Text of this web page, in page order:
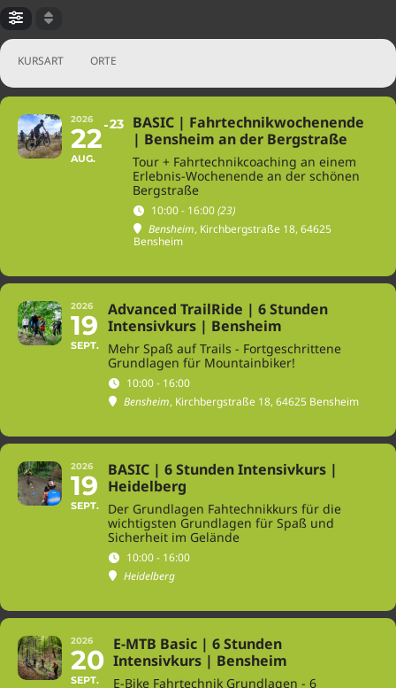
KURSART ORTE
2026
22
AUG.
23
BASIC | Fahrtechnikwochenende
| Bensheim an der Bergstraße
Tour + Fahrtechnikcoaching an einem
Erlebnis-Wochenende an der schönen
Bergstraße
10:00 - 16:00(23)
Bensheim, Kirchbergstraße 18, 64625
Bensheim
2026
19
SEPT.
Advanced TrailRide | 6 Stunden
Intensivkurs | Bensheim
Mehr Spaß auf Trails - Fortgeschrittene
Grundlagen für Mountainbiker!
10:00 - 16:00
Bensheim, Kirchbergstraße 18, 64625 Bensheim
2026
19
SEPT.
BASIC | 6 Stunden Intensivkurs |
Heidelberg
Der Grundlagen Fahtechnikkurs für die
wichtigsten Grundlagen für Spaß und
Sicherheit im Gelände
10:00 - 16:00
Heidelberg
2026
20
SEPT.
E-MTB Basic | 6 Stunden
Intensivkurs | Bensheim
E-Bike Fahrtechnik Grundlagen - 6